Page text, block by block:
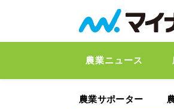
農業ニュース
農業サポーター